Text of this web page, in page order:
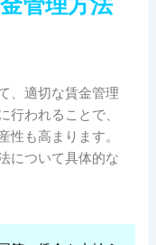
、適切な賃金管理
行われることで、
性も高まります。
について具体的な